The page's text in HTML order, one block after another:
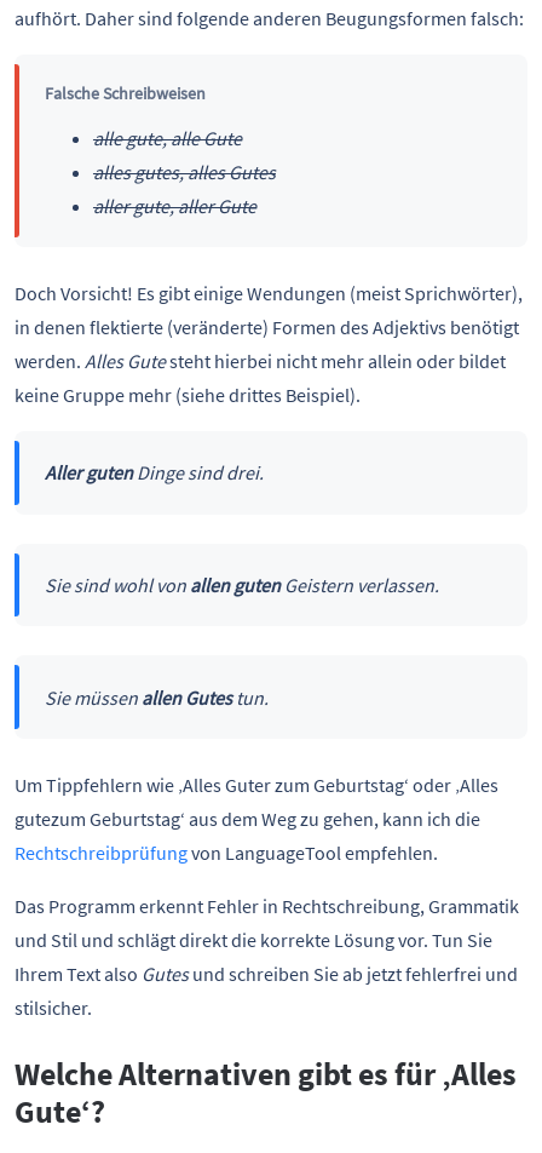
aufhört. Daher sind folgende anderen Beugungsformen falsch:
Falsche Schreibweisen
alle gute, alle Gute
alles gutes, alles Gutes
aller gute, aller Gute
Doch Vorsicht! Es gibt einige Wendungen (meist Sprichwörter),
in denen flektierte (veränderte) Formen des Adjektivs benötigt
werden. Alles Gutesteht hierbei nicht mehr allein oder bildet
keine Gruppe mehr (siehe drittes Beispiel).
Aller gutenDinge sind drei.
Sie sind wohl vonallen guten Geistern verlassen.
Sie müssen allen Gutestun.
Um Tippfehlern wie ‚Alles Guter zum Geburtstag‘ oder ‚Alles
gutezum Geburtstag‘ aus dem Weg zu gehen, kann ich die
Rechtschreibprüfungvon LanguageTool empfehlen.
Das Programm erkennt Fehler in Rechtschreibung, Grammatik
und Stil und schlägt direkt die korrekte Lösung vor. Tun Sie
Ihrem Text also Gutesund schreiben Sie ab jetzt fehlerfrei und
stilsicher.
Welche Alternativen gibt es für ‚Alles
Gute‘?